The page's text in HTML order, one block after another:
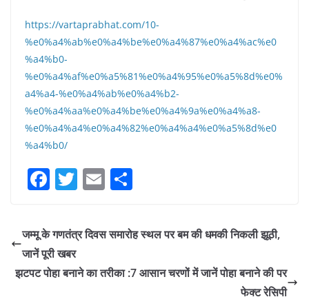
https://vartaprabhat.com/10-
%e0%a4%ab%e0%a4%be%e0%a4%87%e0%a4%ac%e0
%a4%b0-
%e0%a4%af%e0%a5%81%e0%a4%95%e0%a5%8d%e0%
a4%a4-%e0%a4%ab%e0%a4%b2-
%e0%a4%aa%e0%a4%be%e0%a4%9a%e0%a4%a8-
%e0%a4%a4%e0%a4%82%e0%a4%a4%e0%a5%8d%e0
%a4%b0/
F
e
b
T
itt
er
E
l e
जम्मू के गणतंत्र दिवस समारोह स्थल पर बम की धमकी निकली झूठी,
जानें पूरी खबर
झटपट पोहा बनाने का तरीका :7 आसान चरणों में जानें पोहा बनाने की पर
फेक्ट रेसिपी